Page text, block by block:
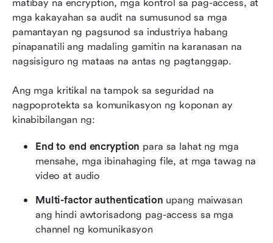
matibay na encryption, mga kontrol sa pag-access, at
mga kakayahan sa audit na sumusunod sa mga
pamantayan ng pagsunod sa industriya habang
pinapanatili ang madaling gamitin na karanasan na
nagsisiguro ng mataas na antas ng pagtanggap.
Ang mga kritikal na tampok sa seguridad na
nagpoprotekta sa komunikasyon ng koponan ay
kinabibilangan ng:
End to end encryption para sa lahat ng mga
mensahe, mga ibinahaging file, at mga tawag na
video at audio
Multi-factor authentication upang maiwasan
ang hindi awtorisadong pag-access sa mga
channel ng komunikasyon